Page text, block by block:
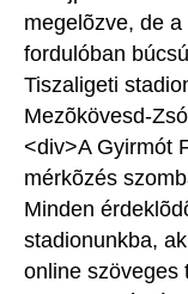
megelõzve, de
fordulóban
Tiszaligeti
Mezõkövesd-
<div>A Gyirmót
mérkõzés
Minden
stadionunkba,
online szöveges